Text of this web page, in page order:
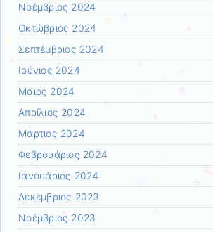
Νοέμβριος 2024
Οκτώβριος 2024
Σεπτέμβριος 2024
Ιούνιος 2024
Μάιος 2024
Απρίλιος 2024
Μάρτιος 2024
Φεβρουάριος 2024
Ιανουάριος 2024
Δεκέμβριος 2023
Νοέμβριος 2023